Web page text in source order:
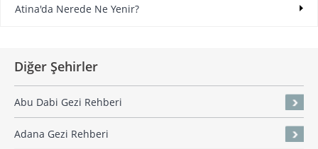
Atina'da Nerede Ne Yenir?
Diğer Şehirler
Abu Dabi Gezi Rehberi
Adana Gezi Rehberi